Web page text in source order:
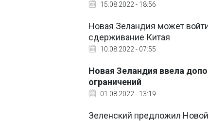
15.08.2022 - 18:56
Новая Зеландия может
сдерживание Китая
10.08.2022 - 07:55
Новая Зеландия ввела
ограничений
01.08.2022 - 13:19
Зеленский предложил